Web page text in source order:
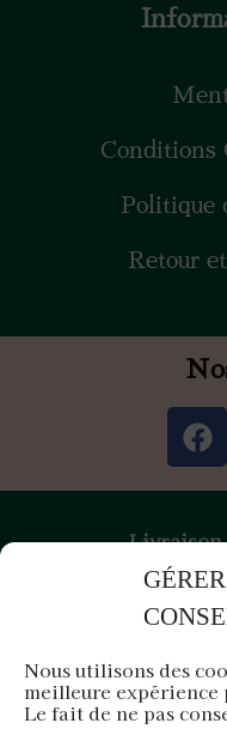
Nous utilisons des
meilleure expérience
Le fait de ne pas
Conditions
Politique
Retour
Livraison
Paiement
Air d'Orient est